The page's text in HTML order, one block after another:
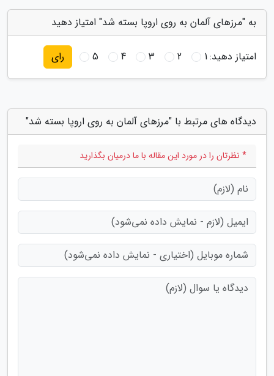
به "مرزهای آلمان به روی اروپا بسته شد" امتیاز دهید
امتیاز دهید:1
2
3
4
5 رای
دیدگاه های مرتبط با "مرزهای آلمان به روی اروپا بسته شد"
* نظرتان را در مورد این مقاله با ما درمیان بگذارید